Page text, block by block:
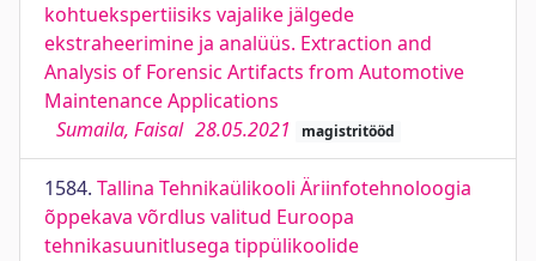
kohtuekspertiisiks vajalike jälgede
ekstraheerimine ja analüüs. Extraction and
Analysis of Forensic Artifacts from Automotive
Maintenance Applications
Sumaila, Faisal 28.05.2021 magistritööd
1584. Tallina Tehnikaülikooli Äriinfotehnoloogia
õppekava võrdlus valitud Euroopa
tehnikasuunitlusega tippülikoolide